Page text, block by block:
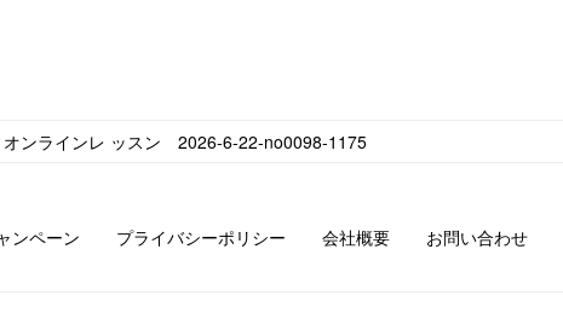
ンラインレ ッスン 2026-6-22-no0098-1175
ンペーン プライバシーポリシー 会社概要 お問い合わせ